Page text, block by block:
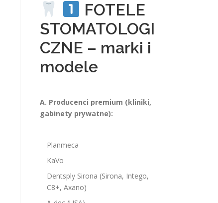
FOTELE
STOMATOLOGI
CZNE – marki i
modele
A. Producenci premium (kliniki,
gabinety prywatne):
Planmeca
KaVo
Dentsply Sirona (Sirona, Intego,
C8+, Axano)